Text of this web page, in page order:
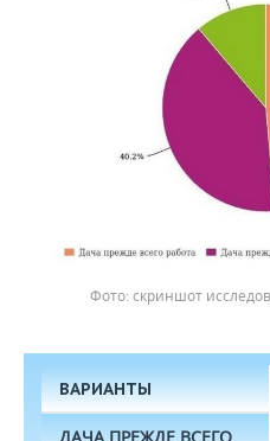
скриншот
ВАРИАНТЫ